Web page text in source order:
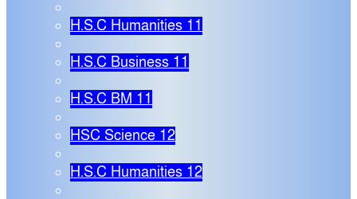
H.S.C Humanities 11
H.S.C Business 11
H.S.C BM 11
HSC Science 12
H.S.C Humanities 12